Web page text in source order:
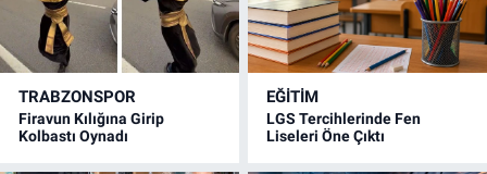
TRABZONSPOR
Firavun Kılığına Girip
Kolbastı Oynadı
EĞİTİM
LGS Tercihlerinde Fen
Liseleri Öne Çıktı